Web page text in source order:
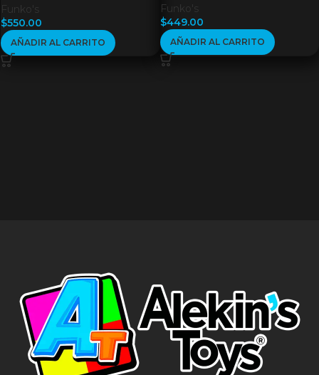
Funko's
$550.00
AÑADIR AL CARRITO
Funko's
$449.00
AÑADIR AL CARRITO